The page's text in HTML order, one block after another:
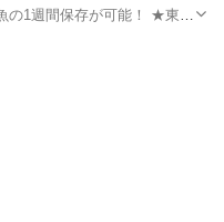
1週間保存が可能！ ★東芝